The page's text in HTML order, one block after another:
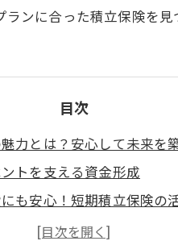
ンに合った積立保険を見
目次
力とは？安心して未来を
トを支える資金形成
も安心！短期積立保険の
ったりの積立保険を見つける